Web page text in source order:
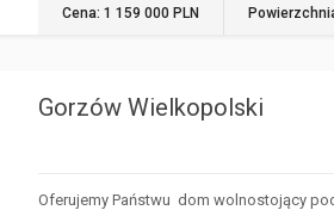
Cena: 1 159 000 PLN
Gorzów Wielkopolski
Oferujemy Państwu dom wolnostojący